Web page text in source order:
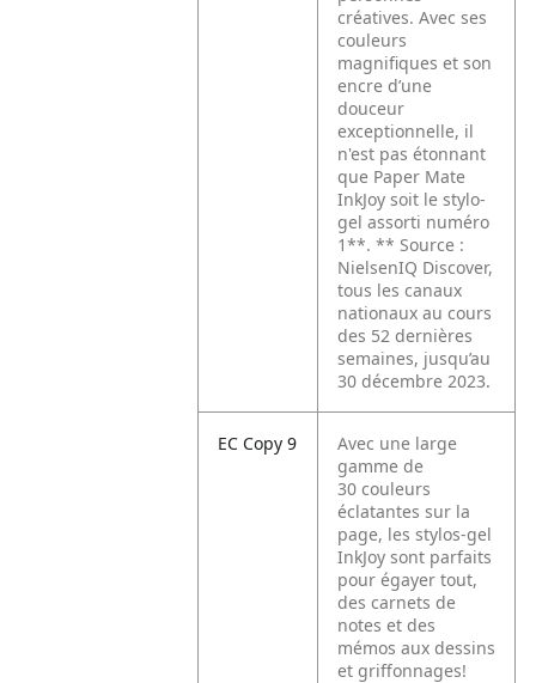
créatives. Avec ses
couleurs
magnifiques et son
encre d’une
douceur
exceptionnelle, il
n'est pas étonnant
que Paper Mate
InkJoy soit le stylo-
gel assorti numéro
1**. ** Source :
NielsenIQ Discover,
tous les canaux
nationaux au cours
des 52 dernières
semaines, jusqu’au
30 décembre 2023.
EC Copy 9
Avec une large
gamme de
30 couleurs
éclatantes sur la
page, les stylos-gel
InkJoy sont parfaits
pour égayer tout,
des carnets de
notes et des
mémos aux dessins
et griffonnages!